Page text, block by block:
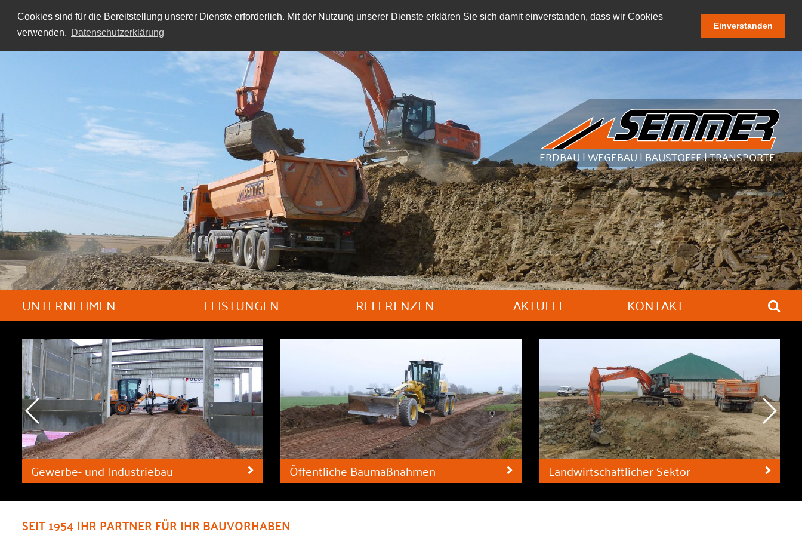
Cookies sind für die Bereitstellung unserer Dienste erforderlich. Mit der Nutzung unserer Dienste erklären Sie sich damit einverstanden, dass wir Cookies
verwenden. Datenschutzerklärung
Einverstanden
UNTERNEHMEN LEISTUNGEN REFERENZEN AKTUELL KONTAKT
ERDBAU | WEGEBAU | BAUSTOFFE | TRANSPORTE
Gewerbe- und Industriebau Öffentliche Baumaßnahmen Landwirtschaftlicher Sektor
SEIT 1954 IHR PARTNER FÜR IHR BAUVORHABEN